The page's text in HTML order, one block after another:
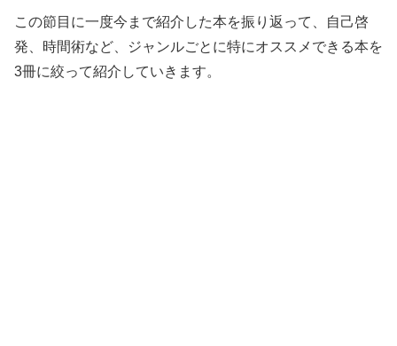
この節目に一度今まで紹介した本を振り返って、自己啓
発、時間術など、ジャンルごとに特にオススメできる本を
3冊に絞って紹介していきます。